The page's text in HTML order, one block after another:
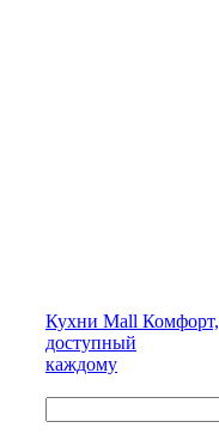
Кухни Mall Комфорт,
доступный
каждому